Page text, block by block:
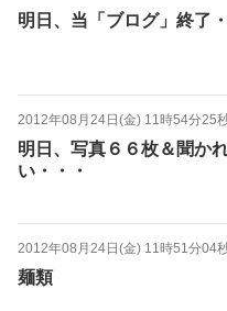
明日、当「ブログ」終了
2012年08月24日(金) 11時54分25
明日、写真６６枚＆聞か
い・・・
2012年08月24日(金) 11時51分04
麺類